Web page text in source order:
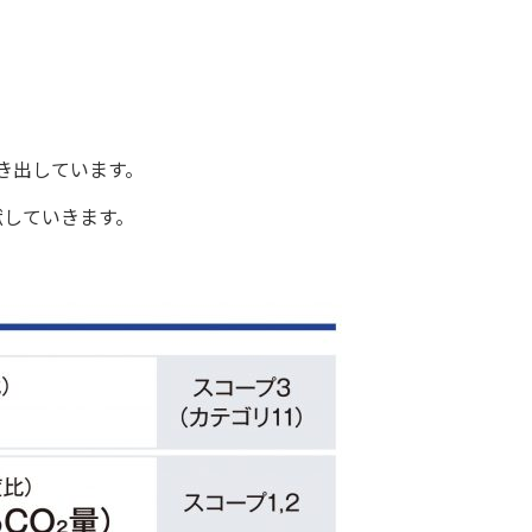
しています。
ていきます。